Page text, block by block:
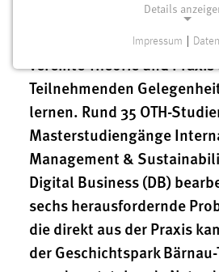
internationale
an der OTH Amberg-
vereinte Theorie und
Teilnehmenden
lernen. Rund 35 OTH-
Masterstudiengänge
Management &
Digital Business (DB)
sechs herausfordernde
die direkt aus der Praxis
der Geschichtspark
Details
Notwendige Cookies
Funktionen und sind für die
Website erforderlich.
Einverständnis
Name:
cookie_consent
Zweck:
Dieser Cookie speichert die
Impressum